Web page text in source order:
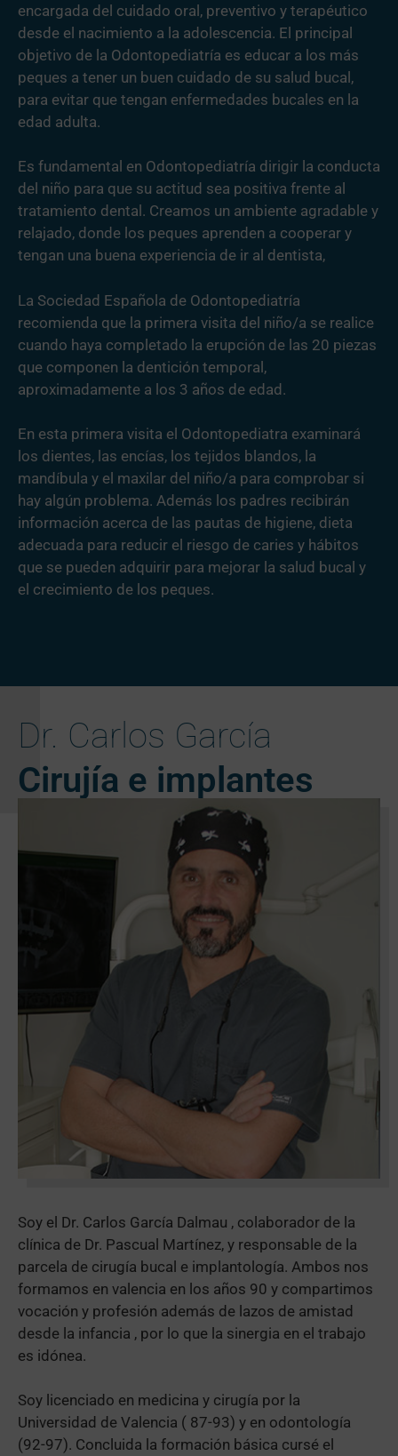
encargada del cuidado oral, preventivo y terapéutico
desde el nacimiento a la adolescencia. El principal
objetivo de la Odontopediatría es educar a los más
peques a tener un buen cuidado de su salud bucal,
para evitar que tengan enfermedades bucales en la
edad adulta.
Es fundamental en Odontopediatría dirigir la conducta
del niño para que su actitud sea positiva frente al
tratamiento dental. Creamos un ambiente agradable y
relajado, donde los peques aprenden a cooperar y
tengan una buena experiencia de ir al dentista,
La Sociedad Española de Odontopediatría
recomienda que la primera visita del niño/a se realice
cuando haya completado la erupción de las 20 piezas
que componen la dentición temporal,
aproximadamente a los 3 años de edad.
En esta primera visita el Odontopediatra examinará
los dientes, las encías, los tejidos blandos, la
mandíbula y el maxilar del niño/a para comprobar si
hay algún problema. Además los padres recibirán
información acerca de las pautas de higiene, dieta
adecuada para reducir el riesgo de caries y hábitos
que se pueden adquirir para mejorar la salud bucal y
el crecimiento de los peques.
Dr. Carlos García
Cirujía e implantes
Soy el Dr. Carlos García Dalmau , colaborador de la
clínica de Dr. Pascual Martínez, y responsable de la
parcela de cirugía bucal e implantología. Ambos nos
formamos en valencia en los años 90 y compartimos
vocación y profesión además de lazos de amistad
desde la infancia , por lo que la sinergia en el trabajo
es idónea.
Soy licenciado en medicina y cirugía por la
Universidad de Valencia ( 87-93) y en odontología
(92-97). Concluida la formación básica cursé el